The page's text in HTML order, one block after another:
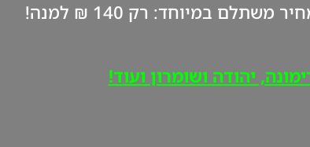
ביתיות וטריות כמו אצל אמא. ✔️ משלוח עד הבית בערב החג, בהתאם להנחיות משרד הבריאות. ✔️ מחיר משתלם במיוחד: רק 140 ₪ למנה!
יהודה ושומרון ועוד!